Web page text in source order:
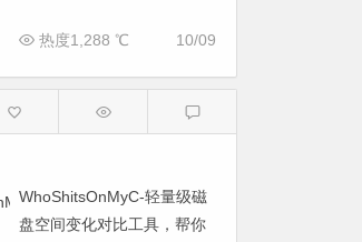
10/09
热度1,288 ℃
WhoShitsOnMyC-轻量级磁
盘空间变化对比工具，帮你